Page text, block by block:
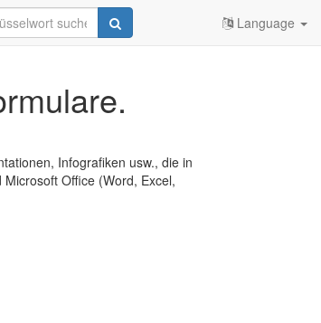
Language
Infografiken usw., die in
Office (Word, Excel,